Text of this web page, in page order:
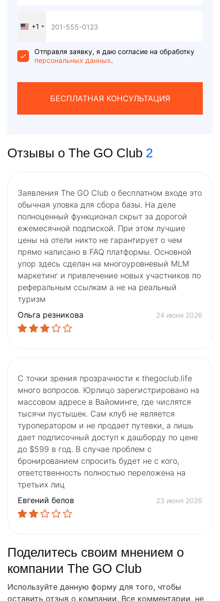
United
+1
+1
Отправля заявку, я даю согласие на обработку
персональных данных.
БЕСПЛАТНАЯ КОНСУЛЬТАЦИЯ
Отзывы о The GO Club 2
Заявления The GO Club о бесплатном входе это
обычная уловка для сбора базы. На деле
полноценный функционал скрыт за дорогой
ежемесячной подпиской. При этом лучшие
цены на отели никто не гарантирует о чем
прямо написано в FAQ платформы. Основной
упор здесь сделан на многоуровневый MLM
маркетинг и привлечение новых участников по
реферальным ссылкам а не на реальный
туризм
Ольга резникова
24 июня 2026
С точки зрения прозрачности к thegoclub.life
много вопросов. Юрлицо зарегистрировано на
массовом адресе в Вайоминге, где числятся
тысячи пустышек. Сам клуб не является
туроператором и не продает путевки, а лишь
дает подписочный доступ к дашборду по цене
до $599 в год. В случае проблем с
бронированием спросить будет не с кого,
ответственность полностью переложена на
третьих лиц
Евгений белов
23 июня 2026
Поделитесь своим мнением о
компании The GO Club
Используйте данную форму для того, чтобы
оставить отзыв о компании. Все комментарии, не